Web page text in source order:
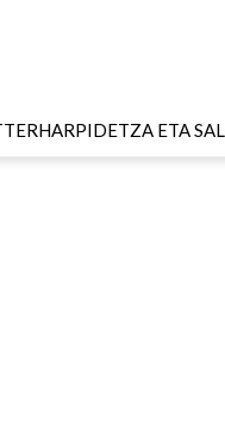
HARPIDETZA ETA